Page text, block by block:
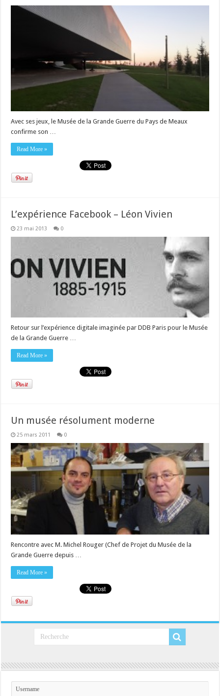
Avec ses jeux, le Musée de la Grande Guerre du Pays de Meaux
confirme son …
Read More »
L’expérience Facebook – Léon Vivien
23 mai 2013 0
Retour sur l’expérience digitale imaginée par DDB Paris pour le Musée
de la Grande Guerre …
Read More »
Un musée résolument moderne
25 mars 2011 0
Rencontre avec M. Michel Rouger (Chef de Projet du Musée de la
Grande Guerre depuis …
Read More »